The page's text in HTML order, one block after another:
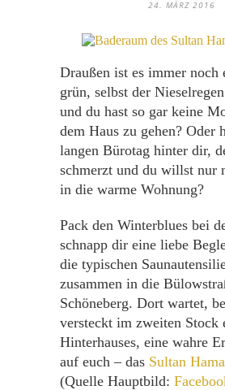
24. MÄRZ 2016
Draußen ist es immer noch
grün, selbst der
und du hast so gar keine
dem Haus zu gehen? Oder
langen Bürotag hinter dir,
schmerzt und du willst nur
in die warme Wohnung?
Pack den Winterblues bei
schnapp dir eine liebe
die typischen
zusammen in die
Schöneberg. Dort wartet,
versteckt im zweiten Stock
Hinterhauses, eine wahre
auf euch – das Sultan
(Quelle Hauptbild: